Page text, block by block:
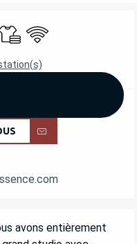
et linge
WiFi
avons entièrement